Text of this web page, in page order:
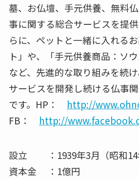
墓、お仏壇、手元供養、無料
事に関する総合サービスを提
らに、ペットと一緒に入れる
ト」や、「手元供養商品：ソウ
など、先進的な取り組みを続
サービスを開発し続ける仏事
です。HP： http://
FB： http://
設立 ：1939年3月（昭和14
資本金 ：1億円